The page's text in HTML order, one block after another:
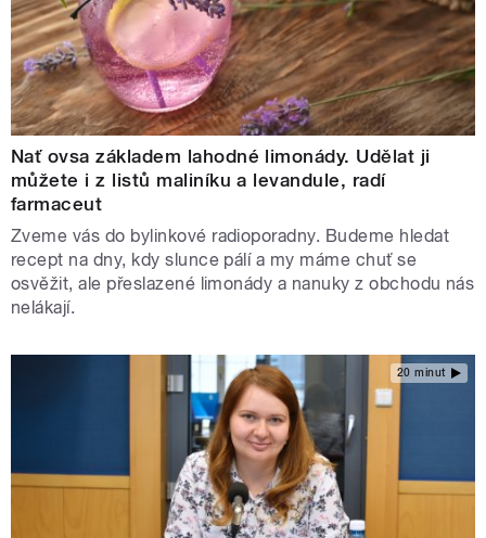
Nať ovsa základem lahodné limonády. Udělat ji
můžete i z listů maliníku a levandule, radí
farmaceut
Zveme vás do bylinkové radioporadny. Budeme hledat
recept na dny, kdy slunce pálí a my máme chuť se
osvěžit, ale přeslazené limonády a nanuky z obchodu nás
nelákají.
20 minut